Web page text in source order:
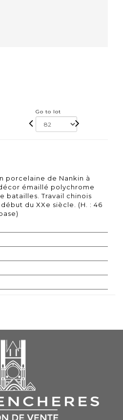
Go to lot
porcelaine de Nankin à
émaillé polychrome
batailles. Travail chinois
du XXe siècle. (H. : 46